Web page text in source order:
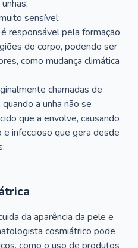
sensível;
responsável pela formação
do corpo, podendo ser
como mudança climática
chamadas de
a unha não se
que a envolve, causando
infeccioso que gera desde
da aparência da pele e
cosmiátrico pode